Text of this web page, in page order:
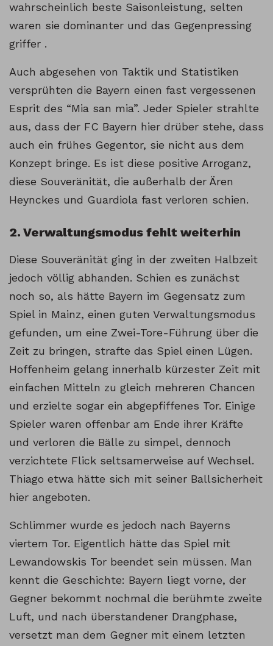
wahrscheinlich beste Saisonleistung, selten
waren sie dominanter und das Gegenpressing
griffer .
Auch abgesehen von Taktik und Statistiken
versprühten die Bayern einen fast vergessenen
Esprit des “Mia san mia”. Jeder Spieler strahlte
aus, dass der FC Bayern hier drüber stehe, dass
auch ein frühes Gegentor, sie nicht aus dem
Konzept bringe. Es ist diese positive Arroganz,
diese Souveränität, die außerhalb der Ären
Heynckes und Guardiola fast verloren schien.
2. Verwaltungsmodus fehlt weiterhin
Diese Souveränität ging in der zweiten Halbzeit
jedoch völlig abhanden. Schien es zunächst
noch so, als hätte Bayern im Gegensatz zum
Spiel in Mainz, einen guten Verwaltungsmodus
gefunden, um eine Zwei-Tore-Führung über die
Zeit zu bringen, strafte das Spiel einen Lügen.
Hoffenheim gelang innerhalb kürzester Zeit mit
einfachen Mitteln zu gleich mehreren Chancen
und erzielte sogar ein abgepfiffenes Tor. Einige
Spieler waren offenbar am Ende ihrer Kräfte
und verloren die Bälle zu simpel, dennoch
verzichtete Flick seltsamerweise auf Wechsel.
Thiago etwa hätte sich mit seiner Ballsicherheit
hier angeboten.
Schlimmer wurde es jedoch nach Bayerns
viertem Tor. Eigentlich hätte das Spiel mit
Lewandowskis Tor beendet sein müssen. Man
kennt die Geschichte: Bayern liegt vorne, der
Gegner bekommt nochmal die berühmte zweite
Luft, und nach überstandener Drangphase,
versetzt man dem Gegner mit einem letzten